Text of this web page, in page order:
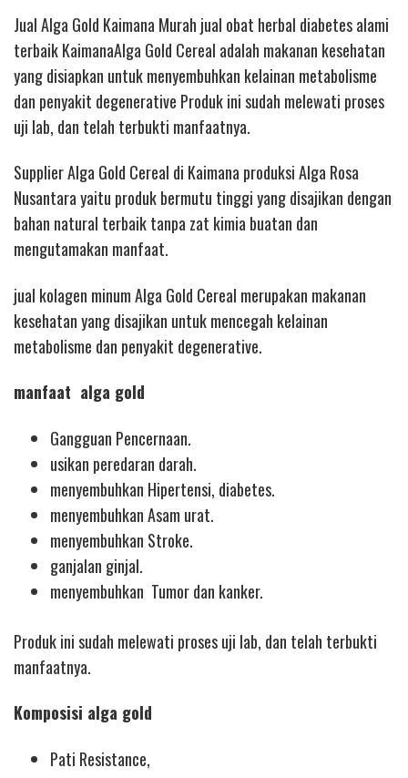
Jual Alga Gold Kaimana Murah jual obat herbal diabetes alami
terbaik KaimanaAlga Gold Cereal adalah makanan kesehatan
yang disiapkan untuk menyembuhkan kelainan metabolisme
dan penyakit degenerative Produk ini sudah melewati proses
uji lab, dan telah terbukti manfaatnya.
Supplier Alga Gold Cereal di Kaimana produksi Alga Rosa
Nusantara yaitu produk bermutu tinggi yang disajikan dengan
bahan natural terbaik tanpa zat kimia buatan dan
mengutamakan manfaat.
jual kolagen minumAlga Gold Cereal merupakan makanan
kesehatan yang disajikan untuk mencegah kelainan
metabolisme dan penyakit degenerative.
manfaat alga gold
Gangguan Pencernaan.
usikan peredaran darah.
menyembuhkan Hipertensi, diabetes.
menyembuhkan Asam urat.
menyembuhkan Stroke.
ganjalan ginjal.
menyembuhkan Tumor dan kanker.
Produk ini sudah melewati proses uji lab, dan telah terbukti
manfaatnya.
Komposisi alga gold
Pati Resistance,